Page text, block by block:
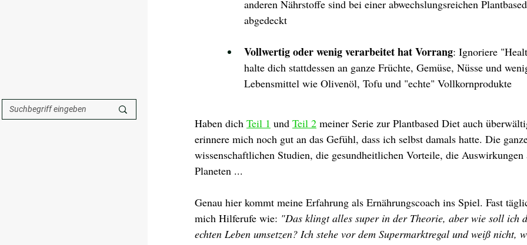
anderen Nährstoffe sind bei einer abwechslungsreichen
abgedeckt
Vollwertig oder wenig verarbeitet hat Vorrang: Ignoriere
halte dich stattdessen an ganze Früchte, Gemüse, Nüsse und
Lebensmittel wie Olivenöl, Tofu und "echte" Vollkornprodukte
Haben dich Teil 1 und Teil 2 meiner Serie zur Plantbased Diet auch
erinnere mich noch gut an das Gefühl, dass ich selbst damals hatte. Die
wissenschaftlichen Studien, die gesundheitlichen Vorteile, die
Planeten ...
Genau hier kommt meine Erfahrung als Ernährungscoach ins Spiel. Fast
mich Hilferufe wie: "Das klingt alles super in der Theorie, aber wie soll ich
echten Leben umsetzen? Ich stehe vor dem Supermarktregal und weiß nicht,